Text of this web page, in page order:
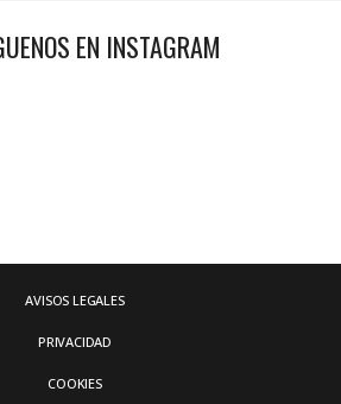
EN INSTAGRAM
AVISOS LEGALES
PRIVACIDAD
COOKIES